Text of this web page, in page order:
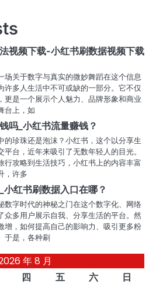
视频下载-小红书刷数据视频下载
场关于数字与真实的微妙舞蹈在这个信息
许多人生活中不可或缺的一部分。它不仅
更是一个展示个人魅力、品牌形象和商业
台上，如
吗_小红书流量赚钱？
的珍珠还是泡沫？小红书，这个以分享生
台，近年来吸引了无数年轻人的目光。
行攻略到生活技巧，小红书上的内容丰富
，许多
红书刷数据入口在哪？
数字时代的神秘之门在这个数字化、网络
众多用户展示自我、分享生活的平台。然
增，如何提高自己的影响力、吸引更多粉
于是，各种刷
年 8 月
四 五 六
日